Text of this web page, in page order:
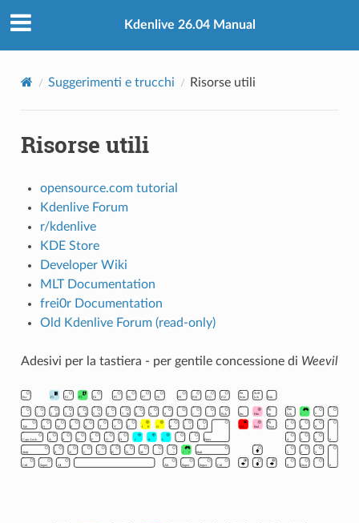
Kdenlive 26.04 Manual
Suggerimenti e trucchi Risorse utili
Risorse utili
opensource.com tutorial
Kdenlive Forum
r/kdenlive
KDE Store
Developer Wiki
MLT Documentation
frei0r Documentation
Old Kdenlive Forum (read-only)
Adesivi per la tastiera - per gentile concessione di Weevil